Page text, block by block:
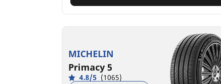
MICHELIN
Primacy 5
4.8/5 (1065)